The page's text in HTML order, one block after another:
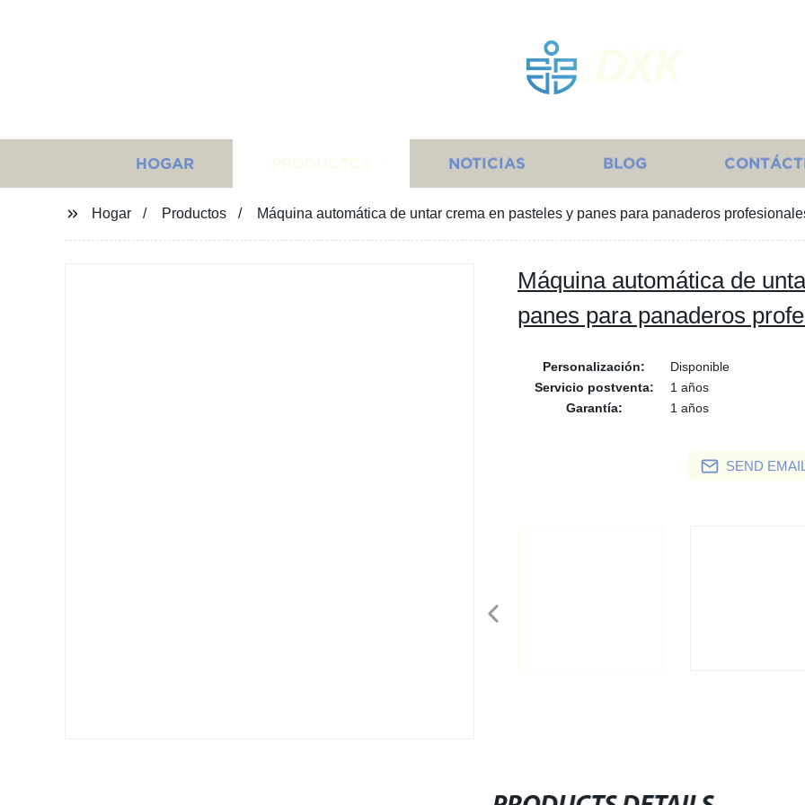
HOGAR NOTICIAS BLOG
Hogar Productos Máquina automática de untar crema en pasteles y panes para panaderos
Máquina automática de
panes para panaderos
Personalización:
Disponible
Servicio postventa:
1 años
Garantía:
1 años
SEND